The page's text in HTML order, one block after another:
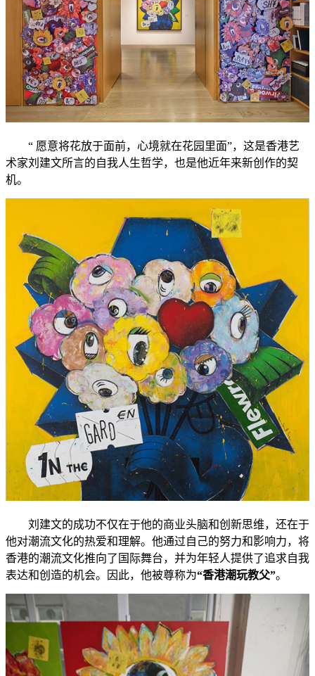
“ 愿意将花放于面前，心境就在花园里面”，这是香港艺
术家刘建文所言的自我人生哲学，也是他近年来新创作的契
机。
刘建文的成功不仅在于他的商业头脑和创新思维，还在于
他对潮流文化的热爱和理解。他通过自己的努力和影响力，将
香港的潮流文化推向了国际舞台，并为年轻人提供了追求自我
表达和创造的机会。因此，他被尊称为“香港潮玩教父”。